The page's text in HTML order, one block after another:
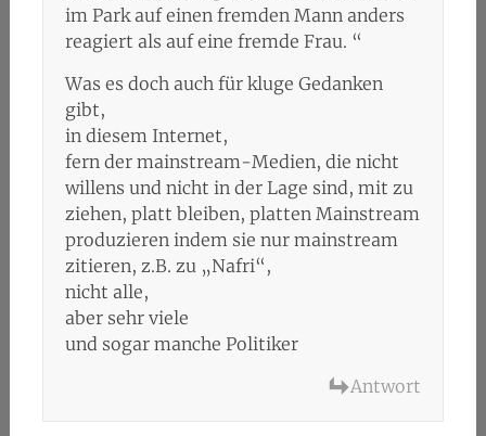
im Park auf einen fremden Mann anders
reagiert als auf eine fremde Frau. “
Was es doch auch für kluge Gedanken
gibt,
in diesem Internet,
fern der mainstream-Medien, die nicht
willens und nicht in der Lage sind, mit zu
ziehen, platt bleiben, platten Mainstream
produzieren indem sie nur mainstream
zitieren, z.B. zu „Nafri“,
nicht alle,
aber sehr viele
und sogar manche Politiker
Antwort